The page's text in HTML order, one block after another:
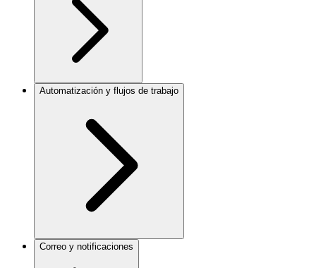
Automatización y flujos de trabajo
Correo y notificaciones